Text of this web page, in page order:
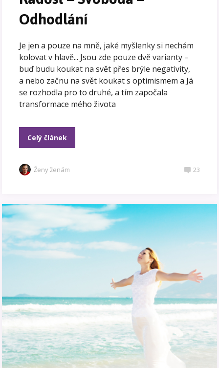
Odhodlání
Je jen a pouze na mně, jaké myšlenky si nechám
kolovat v hlavě... Jsou zde pouze dvě varianty –
buď budu koukat na svět přes brýle negativity,
a nebo začnu na svět koukat s optimismem a Já
se rozhodla pro to druhé, a tím započala
transformace mého života
Celý článek
Ženy ženám 23